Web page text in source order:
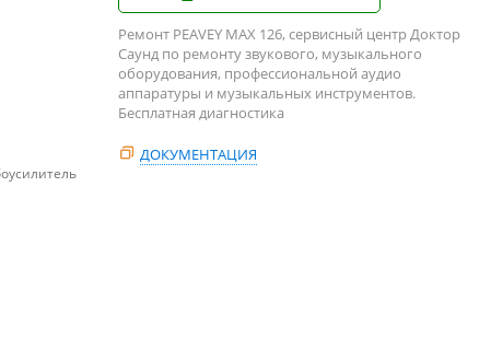
Ремонт PEAVEY MAX 126, сервисный центр Доктор
Саунд по ремонту звукового, музыкального
оборудования, профессиональной аудио
аппаратуры и музыкальных инструментов.
Бесплатная диагностика
ДОКУМЕНТАЦИЯ